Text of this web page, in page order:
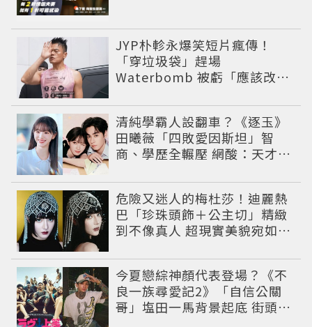
JYP朴軫永爆笑短片瘋傳！
「穿垃圾袋」趕場
Waterbomb 被虧「應該改名
清純學霸人設翻車？《逐玉》
田曦薇「四敗愛因斯坦」智
商、學歷全輾壓 網酸：天才全
危險又迷人的梅杜莎！迪麗熱
巴「珍珠頭飾＋公主切」精緻
到不像真人 超現實美貌宛如神
今夏戀綜神顏代表登場？《不
良一族尋愛記2》「自信公關
哥」塩田一馬背景起底 街頭辣